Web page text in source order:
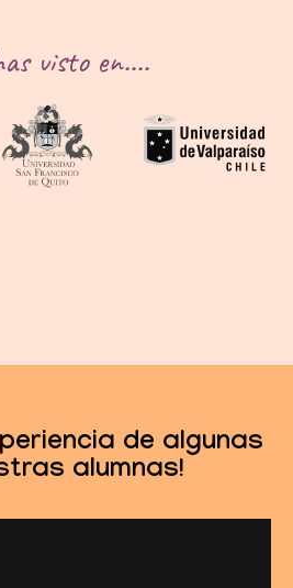
visto en....
de algunas
alumnas!